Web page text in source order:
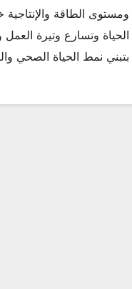
ومستوى الطاقة
الحياة وتسارع وتيرة العمل
بتبني نمط الحياة الصحي